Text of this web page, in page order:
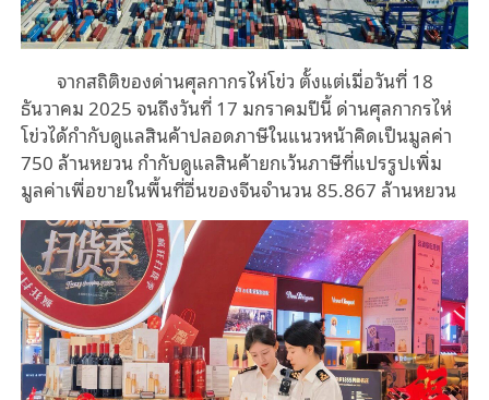
จากสถิติของด่านศุลกากรไห่โข่ว ตั้งแต่เมื่อวันที่ 18
ธันวาคม 2025 จนถึงวันที่ 17 มกราคมปีนี้ ด่านศุลกากรไห่
โข่วได้กำกับดูแลสินค้าปลอดภาษีในแนวหน้าคิดเป็นมูลค่า
750 ล้านหยวน กำกับดูแลสินค้ายกเว้นภาษีที่แปรรูปเพิ่ม
มูลค่าเพื่อขายในพื้นที่อื่นของจีนจำนวน 85.867 ล้านหยวน